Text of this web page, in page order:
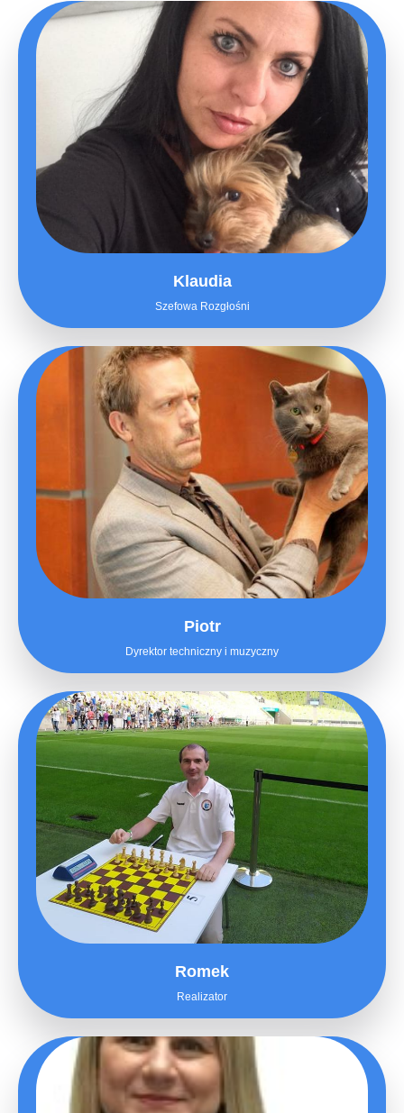
Klaudia
Szefowa Rozgłośni
Piotr
Dyrektor techniczny i muzyczny
Romek
Realizator